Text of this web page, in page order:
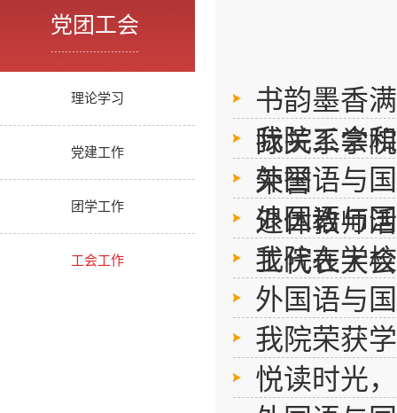
党团工会
理论学习
党建工作
团学工作
工会工作
书韵墨香
际关系学
我院工会
荣誉
外国语与
退休教师
外国语与
工代表大会
我院在学
外国语与
我院荣获
悦读时光